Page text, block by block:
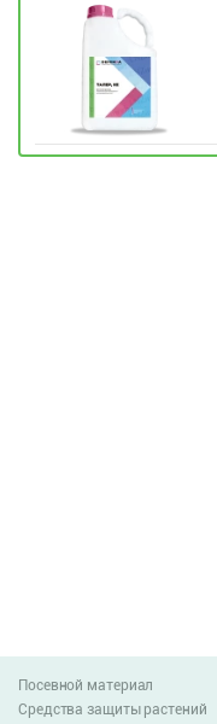
Посевной материал
Средства защиты растений